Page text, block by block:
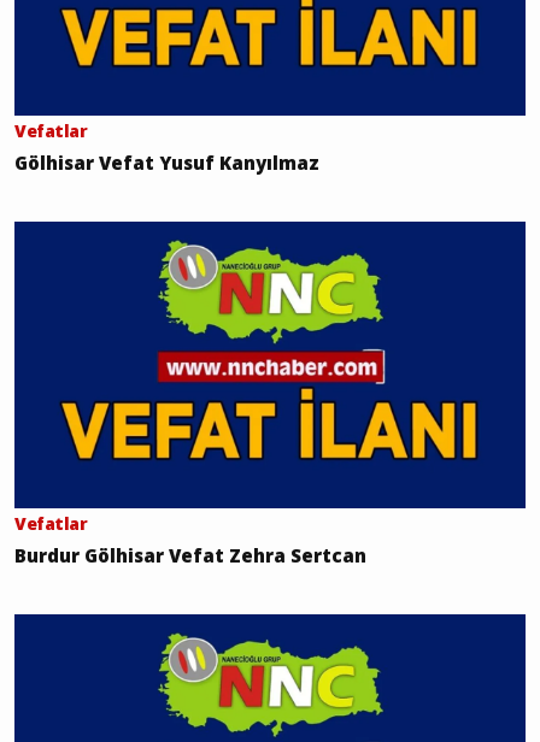
Vefatlar
Gölhisar Vefat Yusuf Kanyılmaz
Vefatlar
Burdur Gölhisar Vefat Zehra Sertcan